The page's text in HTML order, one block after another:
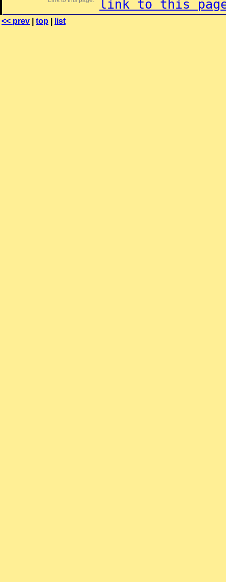
link to this
<< prev top list